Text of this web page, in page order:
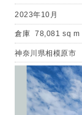
2023年10月
倉庫 78,081 sq m
神奈川県相模原市